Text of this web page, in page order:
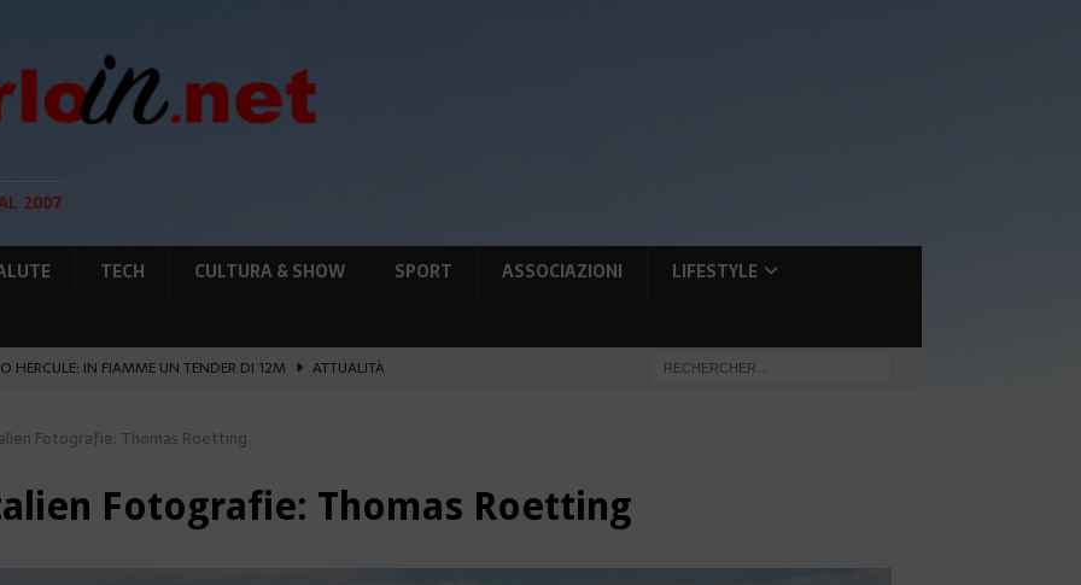
2007
TECH CULTURA & SHOW SPORT ASSOCIAZIONI
LIFESTYLE
HERCULE: IN FIAMME UN TENDER DI 12M
ATTUALITÀ
DI PLACE D’ARMES
ATTUALITÀ
RAFFORZANO LA COOPERAZIONE
ATTUALITÀ
ESPLOSIVO A MONACO SI ESTENDE
Fotografie: Thomas Roetting
Fotografie: Thomas Roetting